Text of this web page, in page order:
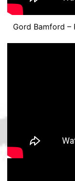
Gord Bamford –